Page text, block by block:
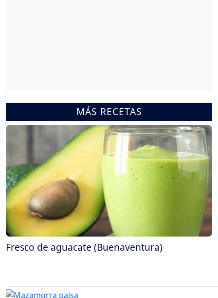
MÁS RECETAS
Fresco de aguacate (Buenaventura)